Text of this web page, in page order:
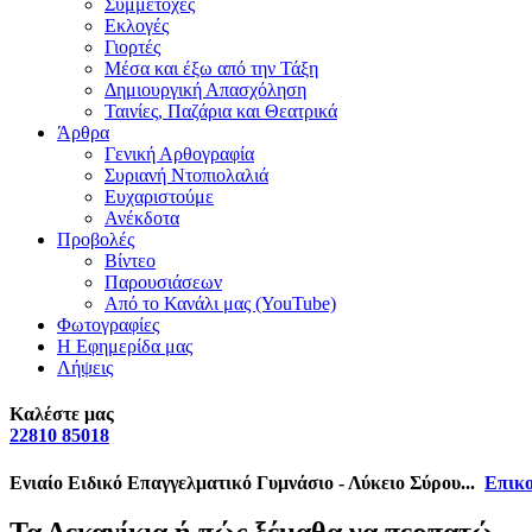
Συμμετοχές
Εκλογές
Γιορτές
Μέσα και έξω από την Τάξη
Δημιουργική Απασχόληση
Ταινίες, Παζάρια και Θεατρικά
Άρθρα
Γενική Αρθογραφία
Συριανή Ντοπιολαλιά
Ευχαριστούμε
Ανέκδοτα
Προβολές
Βίντεο
Παρουσιάσεων
Από το Κανάλι μας (YouTube)
Φωτογραφίες
Η Εφημερίδα μας
Λήψεις
Καλέστε μας
22810 85018
Ενιαίο Ειδικό Επαγγελματικό Γυμνάσιο - Λύκειο Σύρου...